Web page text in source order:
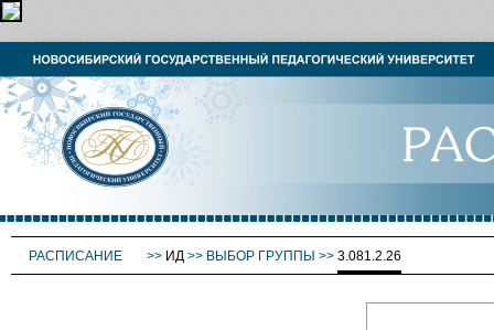
РАСПИСАНИЕ >> ИД >> ВЫБОР ГРУППЫ >> 3.081.2.26